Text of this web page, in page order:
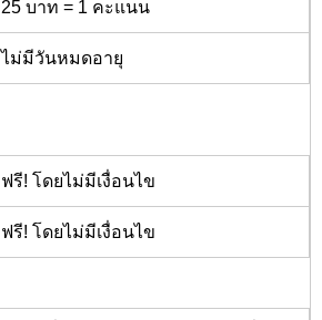
25 บาท = 1 คะแนน
ไม่มีวันหมดอายุ
ฟรี! โดยไม่มีเงื่อนไข
ฟรี! โดยไม่มีเงื่อนไข